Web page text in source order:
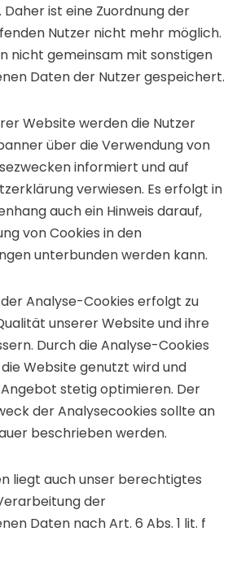
ist eine Zuordnung der
Nutzer nicht mehr möglich.
nicht gemeinsam mit sonstigen
Daten der Nutzer gespeichert.
Website werden die Nutzer
über die Verwendung von
informiert und auf
verwiesen. Es erfolgt in
auch ein Hinweis darauf,
von Cookies in den
unterbunden werden kann.
Analyse-Cookies erfolgt zu
unserer Website und ihre
Durch die Analyse-Cookies
Website genutzt wird und
stetig optimieren. Der
der Analysecookies sollte an
beschrieben werden.
liegt auch unser berechtigtes
der
Daten nach Art. 6 Abs. 1 lit. f